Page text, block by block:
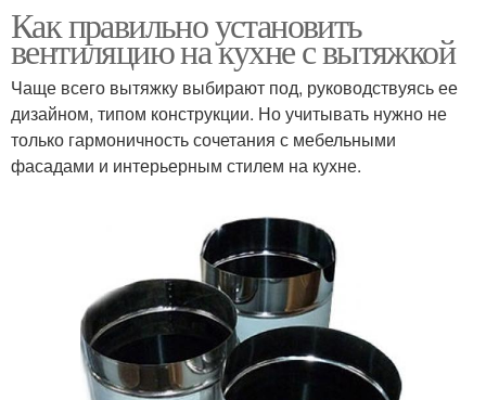
Как правильно установить
вентиляцию на кухне с вытяжкой
Чаще всего вытяжку выбирают под, руководствуясь ее
дизайном, типом конструкции. Но учитывать нужно не
только гармоничность сочетания с мебельными
фасадами и интерьерным стилем на кухне.